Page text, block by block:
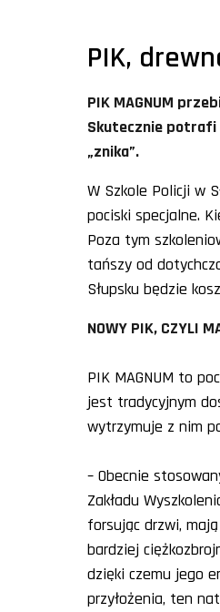
PIK,
PIK MAGNUM
Skutecznie potrafi
„znika”.
W Szkole Policji w
pociski specjalne.
Poza tym
tańszy od
Słupsku będzie
NOWY PIK, CZYLI
PIK MAGNUM to
jest tradycyjnym
wytrzymuje z nim
– Obecnie
Zakładu
forsując drzwi,
bardziej
dzięki czemu jego
przyłożenia, ten